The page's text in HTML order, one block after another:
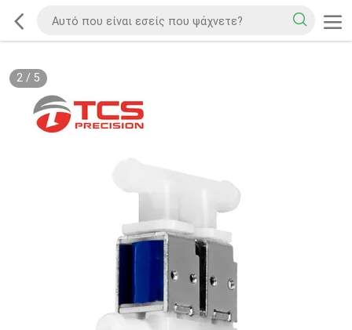
2/ 5